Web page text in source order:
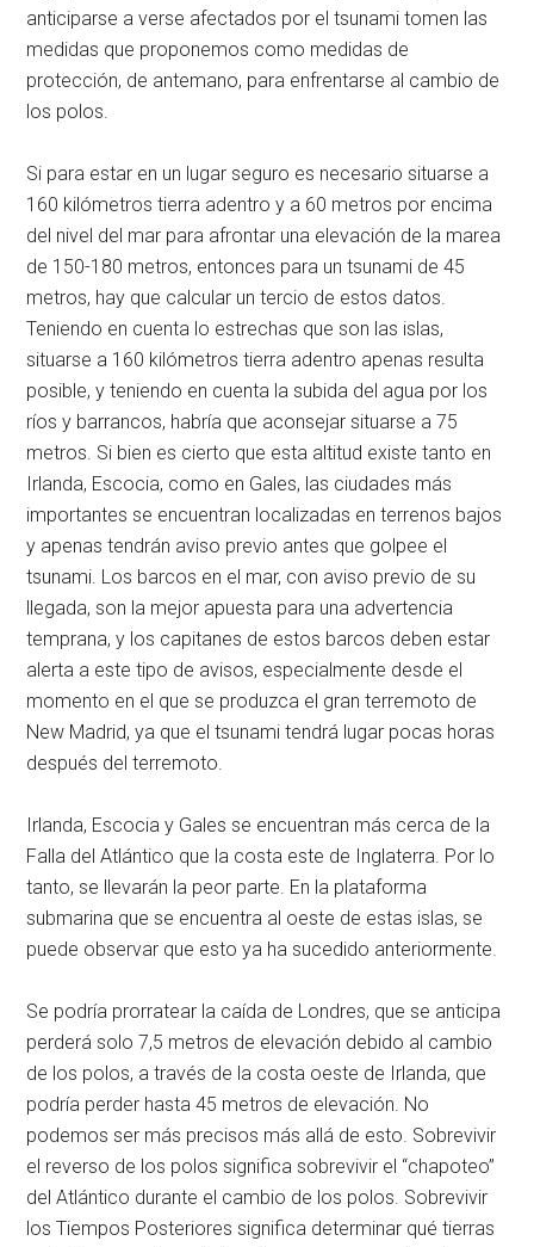
anticiparse a verse afectados por el tsunami tomen las
medidas que proponemos como medidas de
protección, de antemano, para enfrentarse al cambio de
los polos.
Si para estar en un lugar seguro es necesario situarse a
160 kilómetros tierra adentro y a 60 metros por encima
del nivel del mar para afrontar una elevación de la marea
de 150-180 metros, entonces para un tsunami de 45
metros, hay que calcular un tercio de estos datos.
Teniendo en cuenta lo estrechas que son las islas,
situarse a 160 kilómetros tierra adentro apenas resulta
posible, y teniendo en cuenta la subida del agua por los
ríos y barrancos, habría que aconsejar situarse a 75
metros. Si bien es cierto que esta altitud existe tanto en
Irlanda, Escocia, como en Gales, las ciudades más
importantes se encuentran localizadas en terrenos bajos
y apenas tendrán aviso previo antes que golpee el
tsunami. Los barcos en el mar, con aviso previo de su
llegada, son la mejor apuesta para una advertencia
temprana, y los capitanes de estos barcos deben estar
alerta a este tipo de avisos, especialmente desde el
momento en el que se produzca el gran terremoto de
New Madrid, ya que el tsunami tendrá lugar pocas horas
después del terremoto.
Irlanda, Escocia y Gales se encuentran más cerca de la
Falla del Atlántico que la costa este de Inglaterra. Por lo
tanto, se llevarán la peor parte. En la plataforma
submarina que se encuentra al oeste de estas islas, se
puede observar que esto ya ha sucedido anteriormente.
Se podría prorratear la caída de Londres, que se anticipa
perderá solo 7,5 metros de elevación debido al cambio
de los polos, a través de la costa oeste de Irlanda, que
podría perder hasta 45 metros de elevación. No
podemos ser más precisos más allá de esto. Sobrevivir
el reverso de los polos significa sobrevivir el “chapoteo”
del Atlántico durante el cambio de los polos. Sobrevivir
los Tiempos Posteriores significa determinar qué tierras